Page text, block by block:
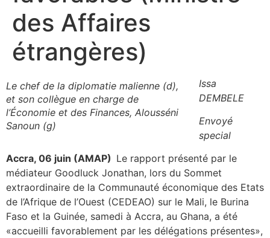
des Affaires
étrangères)
Le chef de la diplomatie malienne (d),
et son collègue en charge de
l’Économie et des Finances, Alousséni
Sanoun (g)
Issa
DEMBELE
Envoyé
special
Accra, 06 juin (AMAP) Le rapport présenté par le
médiateur Goodluck Jonathan, lors du Sommet
extraordinaire de la Communauté économique des Etats
de l’Afrique de l’Ouest (CEDEAO) sur le Mali, le Burina
Faso et la Guinée, samedi à Accra, au Ghana, a été
«accueilli favorablement par les délégations présentes»,